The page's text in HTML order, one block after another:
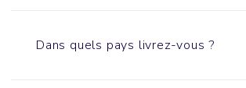
Dans quels pays livrez-vous ?